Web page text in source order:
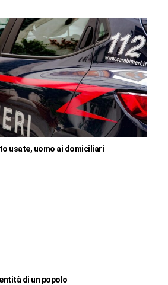
usate, uomo ai domiciliari
di un popolo